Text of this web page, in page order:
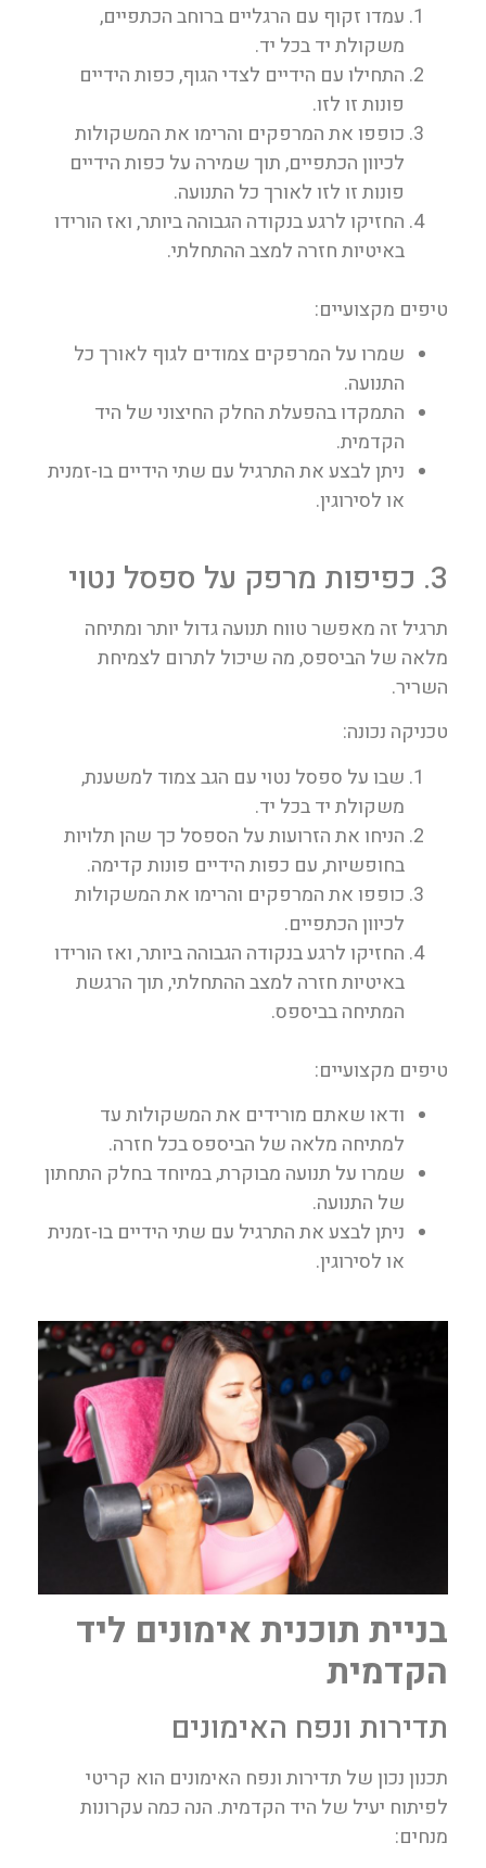
עמדו זקוף עם הרגליים ברוחב הכתפיים,
משקולת יד בכל יד.
התחילו עם הידיים לצדי הגוף, כפות הידיים
פונות זו לזו.
כופפו את המרפקים והרימו את המשקולות
לכיוון הכתפיים, תוך שמירה על כפות הידיים
פונות זו לזו לאורך כל התנועה.
החזיקו לרגע בנקודה הגבוהה ביותר, ואז הורידו
באיטיות חזרה למצב ההתחלתי.
טיפים מקצועיים:
שמרו על המרפקים צמודים לגוף לאורך כל
התנועה.
התמקדו בהפעלת החלק החיצוני של היד
הקדמית.
ניתן לבצע את התרגיל עם שתי הידיים בו-זמנית
או לסירוגין.
3. כפיפות מרפק על ספסל נטוי
תרגיל זה מאפשר טווח תנועה גדול יותר ומתיחה
מלאה של הביספס, מה שיכול לתרום לצמיחת
השריר.
טכניקה נכונה:
שבו על ספסל נטוי עם הגב צמוד למשענת,
משקולת יד בכל יד.
הניחו את הזרועות על הספסל כך שהן תלויות
בחופשיות, עם כפות הידיים פונות קדימה.
כופפו את המרפקים והרימו את המשקולות
לכיוון הכתפיים.
החזיקו לרגע בנקודה הגבוהה ביותר, ואז הורידו
באיטיות חזרה למצב ההתחלתי, תוך הרגשת
המתיחה בביספס.
טיפים מקצועיים:
ודאו שאתם מורידים את המשקולות עד
למתיחה מלאה של הביספס בכל חזרה.
שמרו על תנועה מבוקרת, במיוחד בחלק התחתון
של התנועה.
ניתן לבצע את התרגיל עם שתי הידיים בו-זמנית
או לסירוגין.
בניית תוכנית אימונים ליד
הקדמית
תדירות ונפח האימונים
תכנון נכון של תדירות ונפח האימונים הוא קריטי
לפיתוח יעיל של היד הקדמית. הנה כמה עקרונות
מנחים: